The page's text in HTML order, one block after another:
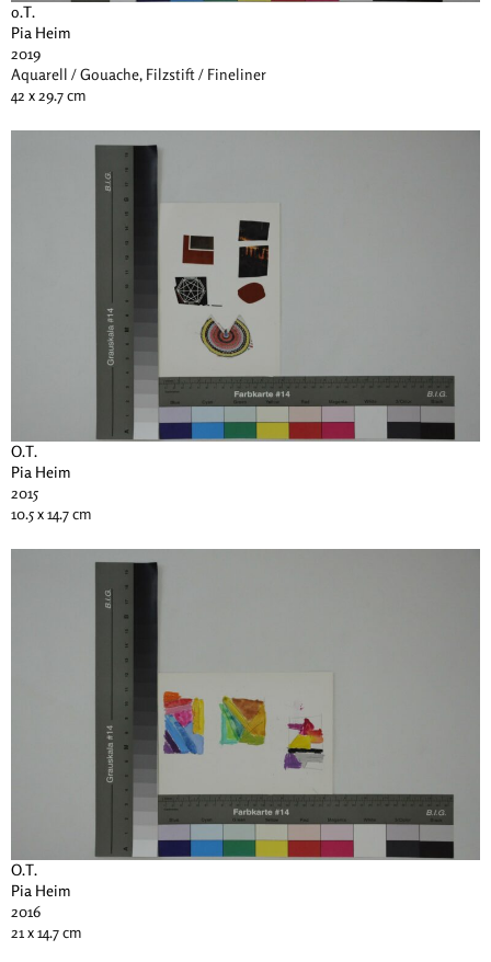
o.T.
Pia Heim
2019
Aquarell / Gouache, Filzstift / Fineliner
42 x 29.7 cm
O.T.
Pia Heim
2015
10.5 x 14.7 cm
O.T.
Pia Heim
2016
21 x 14.7 cm